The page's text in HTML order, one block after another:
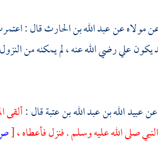
مولاه عنعبد الله بن الحارثقال :
يكونعليرضي الله عنه ، لم يمكنه من
عبيد الله بن عبد الله بن عتبةقال :ألقى
صلى الله عليه وسلم . فنزل فأعطاه ،[